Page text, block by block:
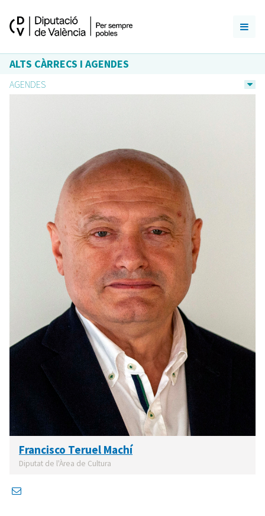
ALTS CÀRRECS I AGENDES
AGENDES
Francisco Teruel Machí
Diputat de l'Àrea de Cultura